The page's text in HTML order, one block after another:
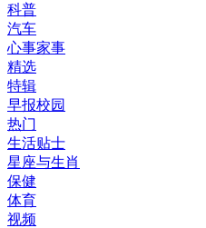
科普
汽车
心事家事
精选
特辑
早报校园
热门
生活贴士
星座与生肖
保健
体育
视频